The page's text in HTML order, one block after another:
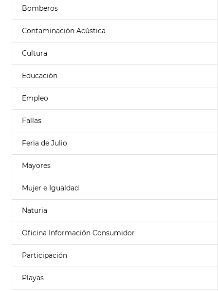
Bomberos
Contaminación Acústica
Cultura
Educación
Empleo
Fallas
Feria de Julio
Mayores
Mujer e Igualdad
Naturia
Oficina Información Consumidor
Participación
Playas